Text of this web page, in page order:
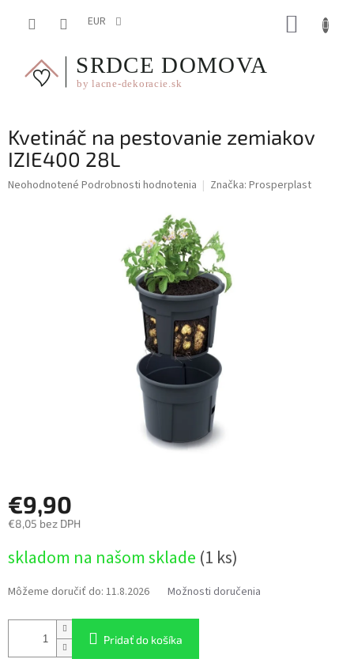
EUR
Kvetináč na pestovanie zemiakov
IZIE400 28L
Priemerné
Neohodnotené Podrobnosti hodnotenia Značka: Prosperplast
€9,90
€8,05 bez DPH
cena:
skladom na našom sklade (1 ks)
Môžeme doručiť do: 11.8.2026 Možnosti doručenia
Pridať do košíka